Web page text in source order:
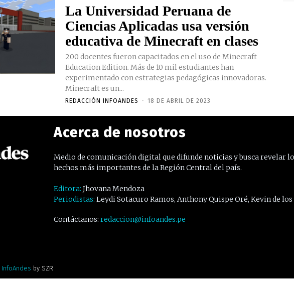
La Universidad Peruana de
Ciencias Aplicadas usa versión
educativa de Minecraft en clases
200 docentes fueron capacitados en el uso de Minecraft
Education Edition. Más de 10 mil estudiantes han
experimentado con estrategias pedagógicas innovadoras.
Minecraft es un...
REDACCIÓN INFOANDES - 18 DE ABRIL DE 2023
Acerca de nosotros
Medio de comunicación digital que difunde noticias y busca revelar
hechos más importantes de la Región Central del país.
Editora: Jhovana Mendoza
Periodistas: Leydi Sotacuro Ramos, Anthony Quispe Oré, Kevin de los
Contáctanos: redaccion@infoandes.pe
InfoAndes by SZR